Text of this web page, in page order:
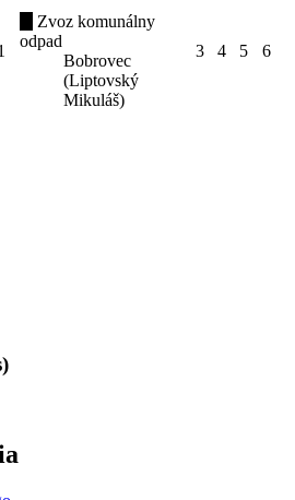
Zvoz komunálny
odpad
Bobrovec
(Liptovský
Mikuláš)
3 4 5 6